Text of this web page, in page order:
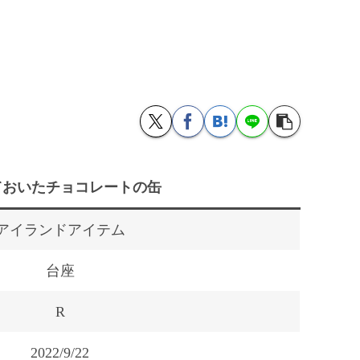
いたチョコレートの缶
イランドアイテム
台座
R
2022/9/22